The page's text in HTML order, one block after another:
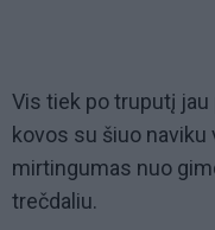
Vis tiek po truputį
kovos su šiuo
mirtingumas nuo
trečdaliu.